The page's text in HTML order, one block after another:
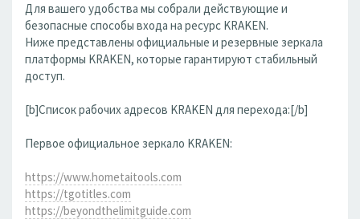
Для вашего удобства мы собрали действующие и
безопасные способы входа на ресурс KRAKEN.
Ниже представлены официальные и резервные зеркала
платформы KRAKEN, которые гарантируют стабильный
доступ.
[b]Список рабочих адресов KRAKEN для перехода:[/b]
Первое официальное зеркало KRAKEN:
https://www.hometaitools.com
https://tgotitles.com
https://beyondthelimitguide.com